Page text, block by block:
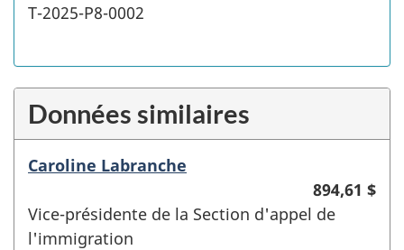
T-2025-P8-0002
Données similaires
Caroline Labranche
894,61 $
Vice-présidente de la Section d'appel de
l'immigration